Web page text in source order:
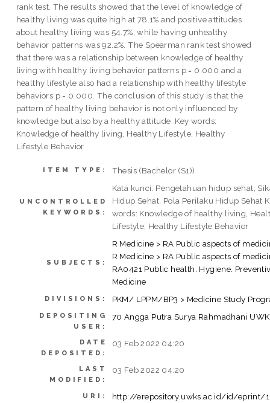
rank test. The results showed that the level of knowledge of
healthy living was quite high at 78.1% and positive attitudes
about healthy living was 54.7%, while having unhealthy
behavior patterns was 92.2%. The Spearman rank test showed
that there was a relationship between knowledge of healthy
living with healthy living behavior patterns p = 0.000 and a
healthy lifestyle also had a relationship with healthy lifestyle
behaviors p = 0.000. The conclusion of this study is that the
pattern of healthy living behavior is not only influenced by
knowledge but also by a healthy attitude. Key words:
Knowledge of healthy living, Healthy Lifestyle, Healthy
Lifestyle Behavior
ITEM TYPE: Thesis (Bachelor (S1))
UNCONTROLLED
KEYWORDS:
Kata kunci: Pengetahuan hidup sehat,
Hidup Sehat, Pola Perilaku Hidup Sehat
words: Knowledge of healthy living,
Lifestyle, Healthy Lifestyle Behavior
SUBJECTS:
R Medicine > RA Public aspects of
R Medicine > RA Public aspects of
RA0421 Public health. Hygiene.
Medicine
DIVISIONS: PKM/ LPPM/BP3 > Medicine Study
DEPOSITING
USER:
70 Angga Putra Surya Rahmadhani
DATE
DEPOSITED:
03 Feb 2022 04:20
LAST
MODIFIED:
03 Feb 2022 04:20
URI: http://erepository.uwks.ac.id/id/eprint/